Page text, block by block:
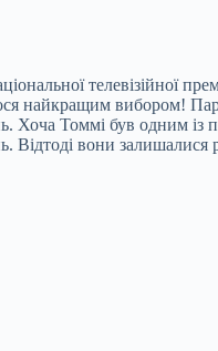
телевізійної
найкращим вибором!
Хоча Томмі був одним
вони залишалися